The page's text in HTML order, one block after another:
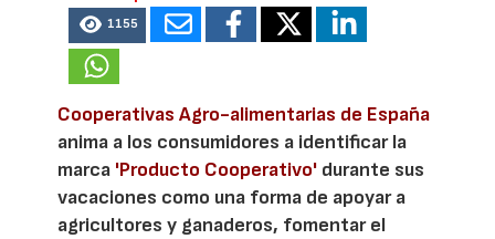
1155
Cooperativas Agro-alimentarias de España
anima a los consumidores a identificar la
marca 'Producto Cooperativo' durante sus
vacaciones como una forma de apoyar a
agricultores y ganaderos, fomentar el